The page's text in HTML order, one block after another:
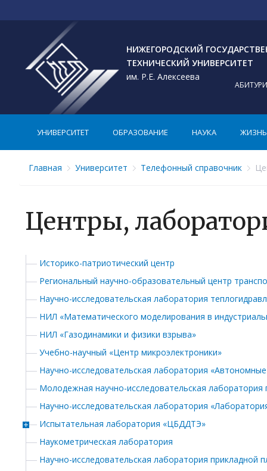
НИЖЕГОРОДСКИЙ
ТЕХНИЧЕСКИЙ УНИВЕРСИТЕТ
им. Р.Е. Алексеева
УНИВЕРСИТЕТ ОБРАЗОВАНИЕ НАУКА ЖИЗНЬ
Главная Университет Телефонный справочник
Центры,
Историко-патриотический центр
Региональный научно-образовательный центр
Научно-исследовательская лаборатория
НИЛ «Математического моделирования в
НИЛ «Газодинамики и физики взрыва»
Учебно-научный «Центр микроэлектроники»
Научно-исследовательская лаборатория
Молодежная научно-исследовательская лаборатория
Научно-исследовательская лаборатория
Испытательная лаборатория «ЦБДДТЭ»
Наукометрическая лаборатория
Научно-исследовательская лаборатория прикладной